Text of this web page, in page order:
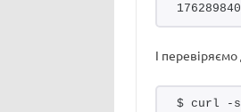
І перевіряємо
$ curl -s